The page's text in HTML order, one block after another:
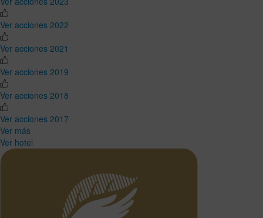
Ver acciones 2022
Ver acciones 2021
Ver acciones 2019
Ver acciones 2018
Ver acciones 2017
Ver más
Ver hotel